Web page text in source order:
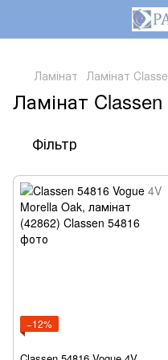
Ламінат Ламінат
Ламінат
Фільтр
−12%